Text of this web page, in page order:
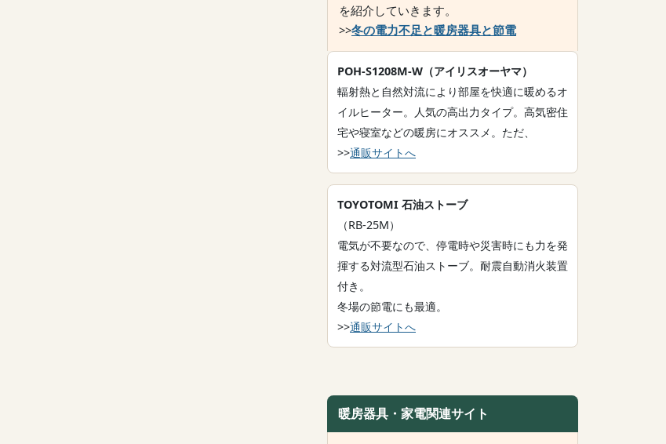
を紹介していきます。
>>冬の電力不足と暖房器具と節電
POH-S1208M-W（アイリスオーヤマ）
輻射熱と自然対流により部屋を快適に暖めるオ
イルヒーター。人気の高出力タイプ。高気密住
宅や寝室などの暖房にオススメ。ただ、
>>通販サイトへ
TOYOTOMI 石油ストーブ
（RB-25M）
電気が不要なので、停電時や災害時にも力を発
揮する対流型石油ストーブ。耐震自動消火装置
付き。
冬場の節電にも最適。
>>通販サイトへ
暖房器具・家電関連サイト